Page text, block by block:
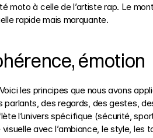
moto à celle de l’artiste rap. Le
rapide mais marquante.
émotion
les principes que nous avons
parlants, des regards, des gestes,
l’univers spécifique (sécurité,
avec l’ambiance, le style, les